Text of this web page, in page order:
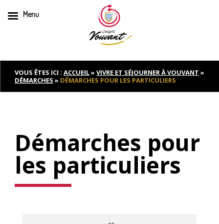
to
contentVOUS ÊTES ICI : ACCUEIL» VIVRE ET SÉJOURNER À VOUVANT »
DÉMARCHES » DÉMARCHES POUR LES PARTICULIERS
Démarches pour
les particuliers
Menu